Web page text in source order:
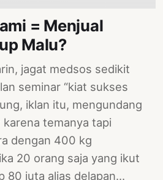
= Menjual
Malu?
jagat medsos sedikit
seminar “kiat sukses
iklan itu, mengundang
temanya tapi
dengan 400 kg
20 orang saja yang ikut
80 juta alias delapan…